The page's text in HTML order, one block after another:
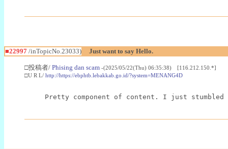
■22997 /inTopicNo.23033) Just want to say Hello.
□投稿者/ Phising dan scam -(2025/05/22(Thu) 06:35:38) [116.212.150.*]
□U R L/ http://https://ebphtb.lebakkab.go.id/?system=MENANG4D
Pretty component of content. I just